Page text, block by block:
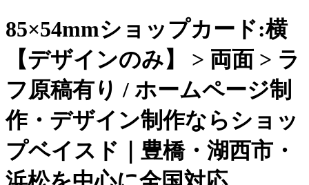
85×54mmショップカード:横
【デザインのみ】 > 両面 > ラ
フ原稿有り / ホームページ制
作・デザイン制作ならショッ
プベイスド｜豊橋・湖西市・